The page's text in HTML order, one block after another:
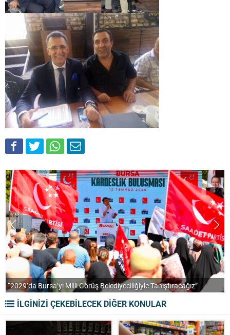
“2029’da Bursa’yı Milli Görüş Belediyeciliğiyle Tanıştıracağız”
İLGİNİZİ ÇEKEBİLECEK DİĞER KONULAR